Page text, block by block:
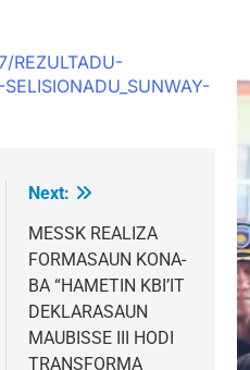
Next:
MESSK REALIZA
FORMASAUN KONA-
BA “HAMETIN KBI’IT
DEKLARASAUN
MAUBISSE III HODI
TRANSFORMA